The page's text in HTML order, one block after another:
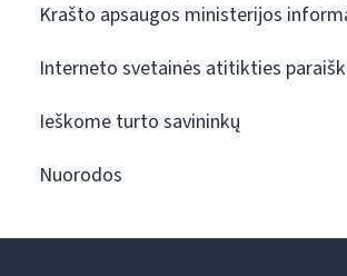
Krašto apsaugos ministerijos
Interneto svetainės atitikties
Ieškome turto savininkų
Nuorodos